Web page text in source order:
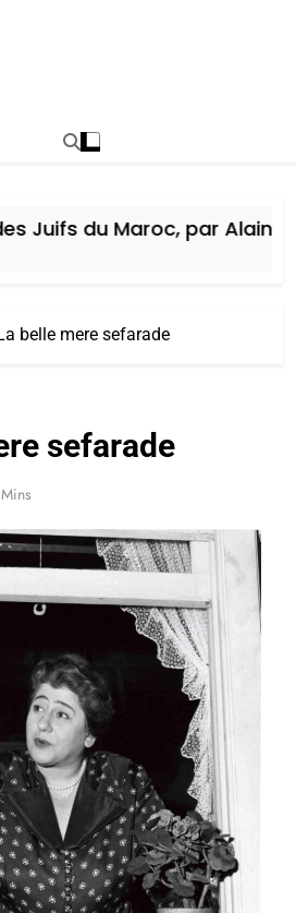
Juifs du Maroc, par Alain
belle mere sefarade
sefarade